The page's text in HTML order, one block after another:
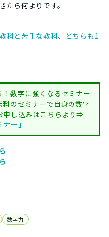
たら何よりです。
科と苦手な教科、どちらも1
数字に強くなるセミナー
のセミナーで自身の数字
申し込みはこちらより⇒
ー」
数字力